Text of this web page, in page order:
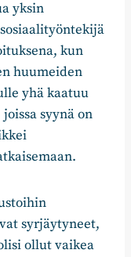
yksin
kun
huumeiden
yhä kaatuu
syynä on
syrjäytyneet,
ollut vaikea